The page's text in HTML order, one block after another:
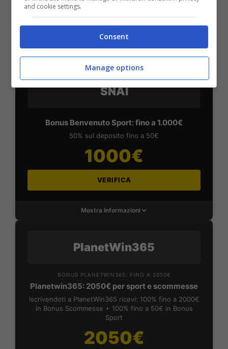
VERIFICA
SNAI
Bonus Benvenuto Sport: fino a 1.000€
50% sul deposito fino a 50€
1000€
VERIFICA
Mostra Informazioni
PlanetWin365
BONUS PLANETWIN365: FINO A 2050€
Planetwin365: 2050€ per sport e scommesse
Iscrivendoti a PlanetWin365 ricevi: 100% fino a 2000€
in Bonus Scommesse + 100% fino a 50€ in Bonus
Sport
2050€
and cookie settings.
Consent
Manage options